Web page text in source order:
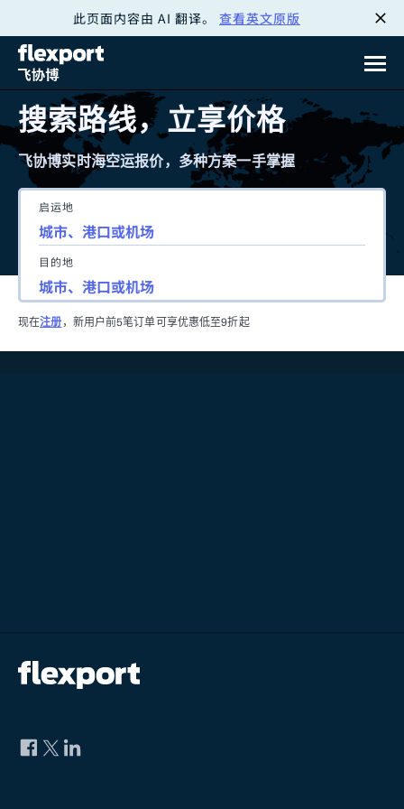
此页面内容由 AI 翻译。 查看英文原版
搜索路线，立享价格
飞协博实时海空运报价，多种方案一手掌握
启运地
目的地
现在注册 ，新用户前5笔订单可享优惠低至9折起